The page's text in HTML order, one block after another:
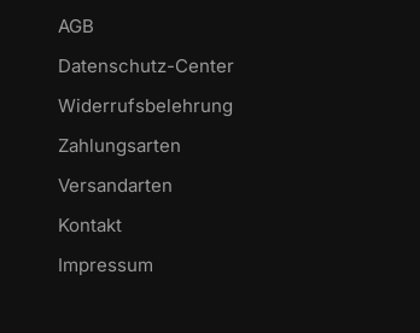
AGB
Datenschutz-Center
Widerrufsbelehrung
Zahlungsarten
Versandarten
Kontakt
Impressum